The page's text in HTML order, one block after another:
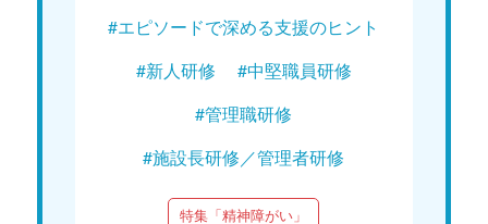
#エピソードで深める支援のヒント
#新人研修
#中堅職員研修
#管理職研修
#施設長研修／管理者研修
特集「精神障がい」